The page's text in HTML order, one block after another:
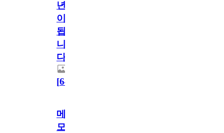
년
이
됩
니
다.
[64
메
모